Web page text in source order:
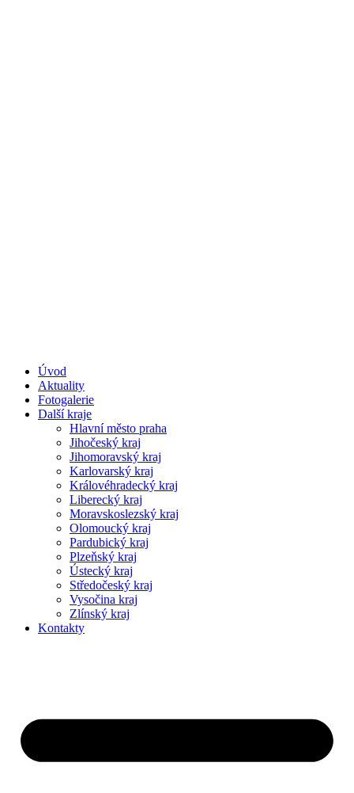
Úvod
Aktuality
Fotogalerie
Další kraje
Hlavní město praha
Jihočeský kraj
Jihomoravský kraj
Karlovarský kraj
Královéhradecký kraj
Liberecký kraj
Moravskoslezský kraj
Olomoucký kraj
Pardubický kraj
Plzeňský kraj
Ústecký kraj
Středočeský kraj
Vysočina kraj
Zlínský kraj
Kontakty